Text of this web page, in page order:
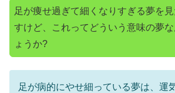
足が痩せ過ぎて細くなりすぎる夢を
すけど、これってどういう意味の夢な
ょうか?
足が病的にやせ細っている夢は、運